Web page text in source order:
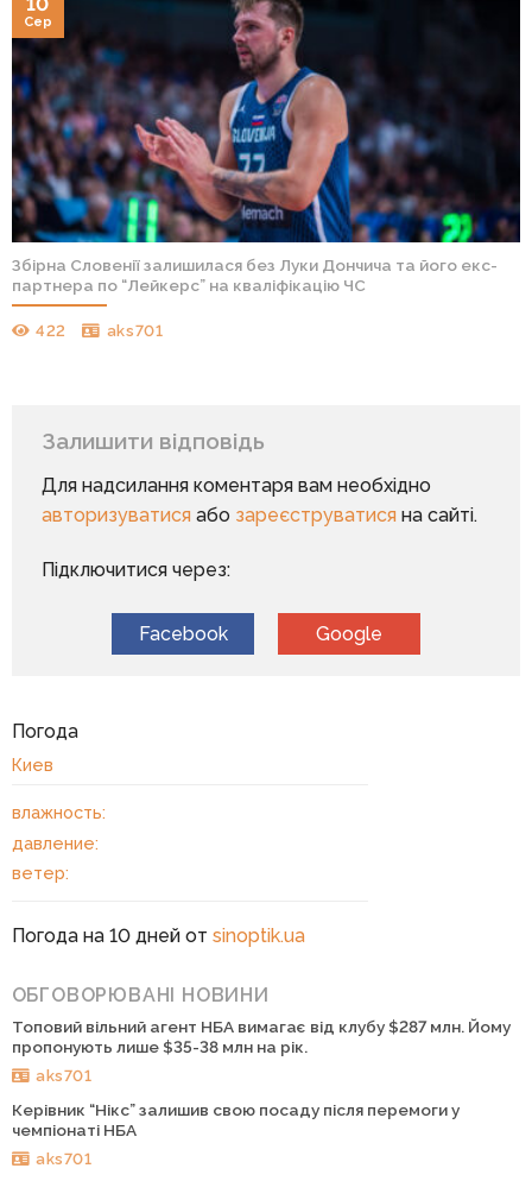
Збірна Словенії залишилася без Луки Дончича та його екс-
партнера по “Лейкерс” на кваліфікацію ЧС
422 aks701
Сер
Залишити відповідь
Для надсилання коментаря вам необхідно
авторизуватисяабо зареєструватисяна сайті.
Підключитися через:
Facebook Google
Погода
Киев
влажность:
давление:
ветер:
Погода на 10 дней от sinoptik.ua
ОБГОВОРЮВАНІ НОВИНИ
Топовий вільний агент НБА вимагає від клубу $287 млн. Йому
пропонують лише $35-38 млн на рік.
aks701
Керівник “Нікс” залишив свою посаду після перемоги у
чемпіонаті НБА
aks701